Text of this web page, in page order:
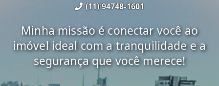
(11) 94748-1601
Minha missão é conectar você ao
imóvel ideal com a tranquilidade e a
segurança que você merece!